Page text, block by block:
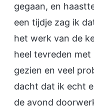
gegaan, en
een tijdje zag ik
het werk van de
heel tevreden met
gezien en veel
dacht dat ik echt
de avond